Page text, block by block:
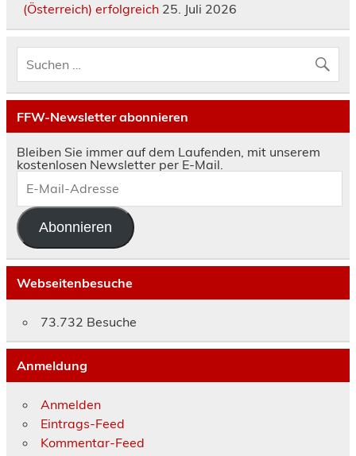
(Österreich) erfolgreich 25. Juli 2026
FFW-Newsletter abonnieren
Bleiben Sie immer auf dem Laufenden, mit unserem
kostenlosen Newsletter per E-Mail.
E-
Mail-
Adresse
Abonnieren
Webseitenbesuche
73.732 Besuche
Anmeldung
Anmelden
Eintrags-Feed
Kommentar-Feed